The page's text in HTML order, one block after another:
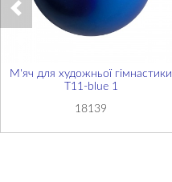
М'яч для художньої гімнастики
T11-blue 1
18139